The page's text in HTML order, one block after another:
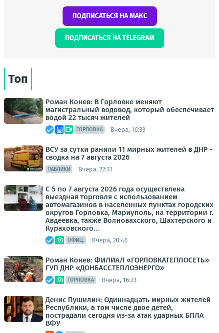
ПОДПИСАТЬСЯ НА МАКС
ПОДПИСАТЬСЯ НА TELEGRAM
Топ
Роман Конев: В Горловке меняют
магистральный водовод, который обеспечивает
водой 22 тысяч жителей
ГОРЛОВКА Вчера, 16:33
ВСУ за сутки ранили 11 мирных жителей в ДНР -
сводка на 7 августа 2026
ПАБЛИКИ Вчера, 22:31
С 5 по 7 августа 2026 года осуществлена
выездная торговля с использованием
автомагазинов в населенных пунктах городских
округов Горловка, Мариуполь, на территории г.
Авдеевка, также Волновахского, Шахтерского и
Кураховского...
ОФИЦ. Вчера, 20:46
Роман Конев: ФИЛИАЛ «ГОРЛОВКАТЕПЛОСЕТЬ»
ГУП ДНР «ДОНБАССТЕПЛОЭНЕРГО»
ГОРЛОВКА Вчера, 16:23
Денис Пушилин: Одиннадцать мирных жителей
Республики, в том числе двое детей,
пострадали сегодня из-за атак ударных БПЛА
ВФУ